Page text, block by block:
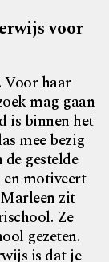
voor
Voor haar
mag gaan
is binnen het
mee bezig
gestelde
motiveert
zit
Ze
gezeten.
is dat je